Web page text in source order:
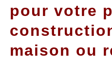
pour votre
maison ou